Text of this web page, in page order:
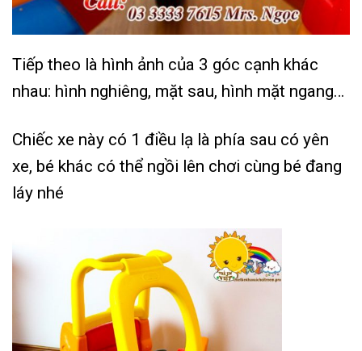
Tiếp theo là hình ảnh của 3 góc cạnh khác
nhau: hình nghiêng, mặt sau, hình mặt ngang…
Chiếc xe này có 1 điều lạ là phía sau có yên
xe, bé khác có thể ngồi lên chơi cùng bé đang
láy nhé